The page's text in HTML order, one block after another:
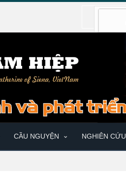
CẦU NGUYỆN NGHIÊN CỨU